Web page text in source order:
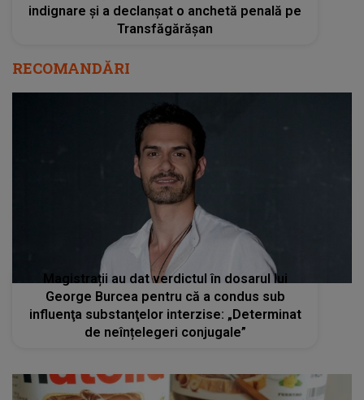
indignare și a declanșat o anchetă penală pe
Transfăgărășan
RECOMANDĂRI
Magistrații au dat verdictul în dosarul lui
George Burcea pentru că a condus sub
influenţa substanţelor interzise: „Determinat
de neînțelegeri conjugale”